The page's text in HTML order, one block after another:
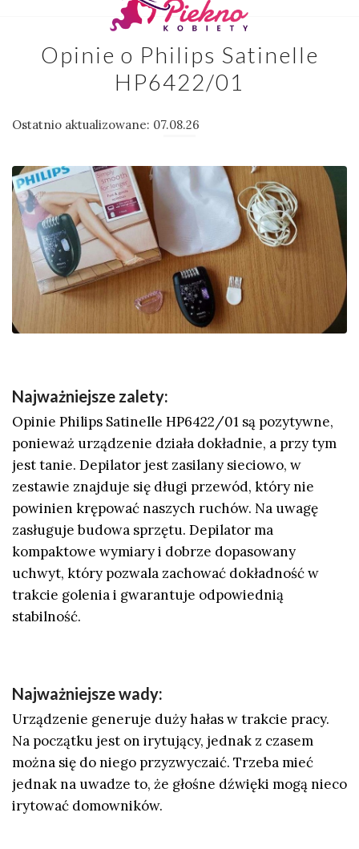
Opinie o Philips Satinelle
HP6422/01
Ostatnio aktualizowane: 07.08.26
Najważniejsze zalety:
Opinie Philips Satinelle HP6422/01 są pozytywne,
ponieważ urządzenie działa dokładnie, a przy tym
jest tanie. Depilator jest zasilany sieciowo, w
zestawie znajduje się długi przewód, który nie
powinien krępować naszych ruchów. Na uwagę
zasługuje budowa sprzętu. Depilator ma
kompaktowe wymiary i dobrze dopasowany
uchwyt, który pozwala zachować dokładność w
trakcie golenia i gwarantuje odpowiednią
stabilność.
Najważniejsze wady:
Urządzenie generuje duży hałas w trakcie pracy.
Na początku jest on irytujący, jednak z czasem
można się do niego przyzwyczaić. Trzeba mieć
jednak na uwadze to, że głośne dźwięki mogą nieco
irytować domowników.